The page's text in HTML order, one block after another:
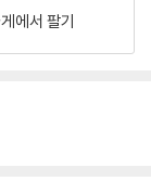
에서 팔기